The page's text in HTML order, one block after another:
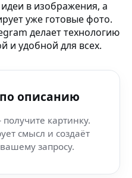
Banana — Nano Banana:
(Vivo) — генерация AI-
AI-лаборатория) —
AI-бот Nano Banana в в
в изображения, а
уже готовые фото.
делает технологию
и удобной для всех.
описанию
картинку.
смысл и создаёт
запросу.